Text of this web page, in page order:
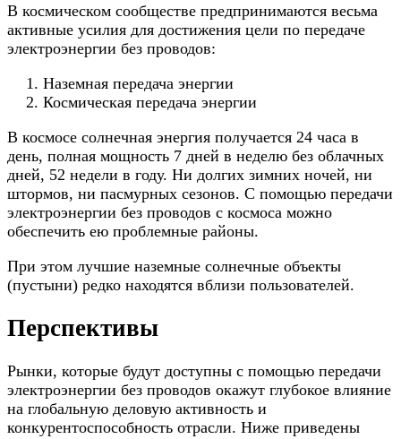
В космическом сообществе предпринимаются весьма
активные усилия для достижения цели по передаче
электроэнергии без проводов:
Наземная передача энергии
Космическая передача энергии
В космосе солнечная энергия получается 24 часа в
день, полная мощность 7 дней в неделю без облачных
дней, 52 недели в году. Ни долгих зимних ночей, ни
штормов, ни пасмурных сезонов. С помощью передачи
электроэнергии без проводов с космоса можно
обеспечить ею проблемные районы.
При этом лучшие наземные солнечные объекты
(пустыни) редко находятся вблизи пользователей.
Перспективы
Рынки, которые будут доступны с помощью передачи
электроэнергии без проводов окажут глубокое влияние
на глобальную деловую активность и
конкурентоспособность отрасли. Ниже приведены